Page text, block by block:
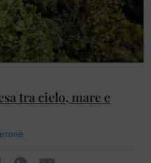
tra cielo, mare e